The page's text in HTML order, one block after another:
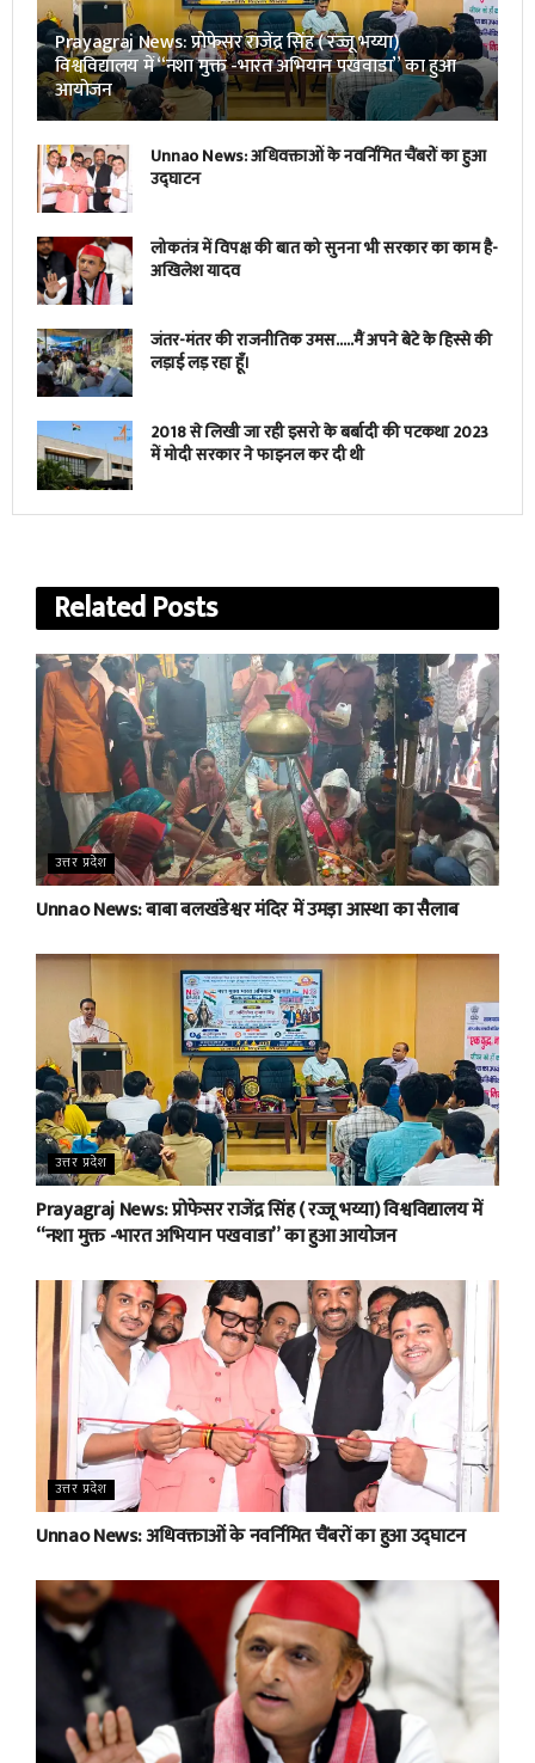
Prayagraj News: प्रोफेसर राजेंद्र सिंह ( रज्जू भय्या)
विश्वविद्यालय में “नशा मुक्त -भारत अभियान पखवाडा” का हुआ
आयोजन
Unnao News: अधिवक्ताओं के नवर्निमित चैंबरों का हुआ
उद्घाटन
लोकतंत्र में विपक्ष की बात को सुनना भी सरकार का काम है-
अखिलेश यादव
जंतर-मंतर की राजनीतिक उमस…..मैं अपने बेटे के हिस्से की
लड़ाई लड़ रहा हूँ।
2018 से लिखी जा रही इसरो के बर्बादी की पटकथा 2023
में मोदी सरकार ने फाइनल कर दी थी
RelatedPosts
उत्तर प्रदेश
Unnao News: बाबा बलखंडेश्वर मंदिर में उमड़ा आस्था का सैलाब
उत्तर प्रदेश
Prayagraj News: प्रोफेसर राजेंद्र सिंह ( रज्जू भय्या) विश्वविद्यालय में
“नशा मुक्त -भारत अभियान पखवाडा” का हुआ आयोजन
उत्तर प्रदेश
Unnao News: अधिवक्ताओं के नवर्निमित चैंबरों का हुआ उद्घाटन